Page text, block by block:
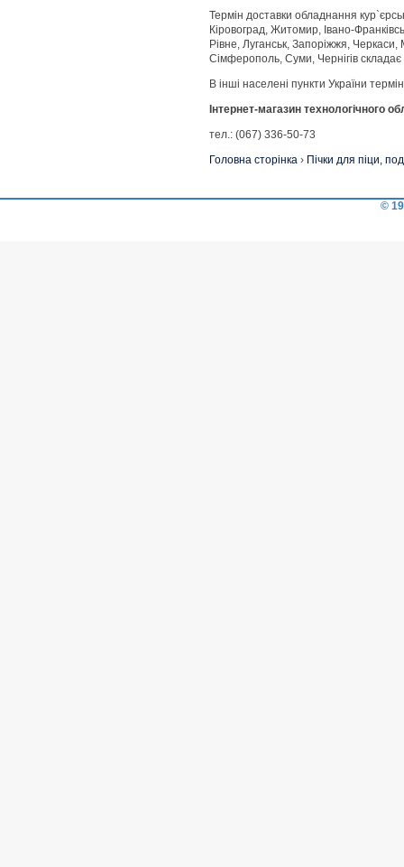
Термін доставки обладнання
Кіровоград, Житомир, Івано-
Рівне, Луганськ, Запоріжжя,
Сімферополь, Суми, Чернігів
В інші населені пункти України
Інтернет-магазин технологічного
тел.: (067) 336-50-73
Головна сторінка › Пічки для піци,
©